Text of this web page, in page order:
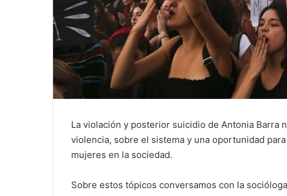
La violación y posterior suicidio de Antonia Barra
violencia, sobre el sistema y una oportunidad
mujeres en la sociedad.
Sobre estos tópicos conversamos con la